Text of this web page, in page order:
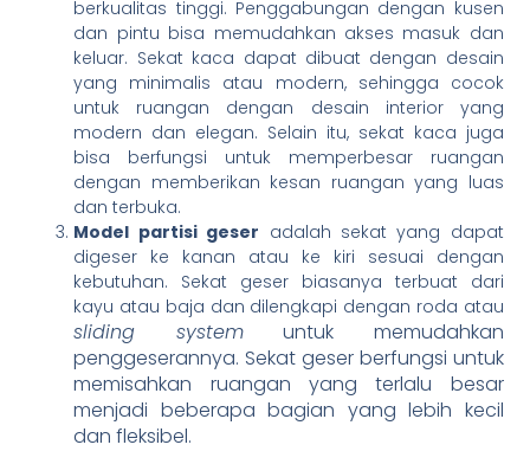
berkualitas tinggi. Penggabungan dengan kusen
dan pintu bisa memudahkan akses masuk dan
keluar. Sekat kaca dapat dibuat dengan desain
yang minimalis atau modern, sehingga cocok
untuk ruangan dengan desain interior yang
modern dan elegan. Selain itu, sekat kaca juga
bisa berfungsi untuk memperbesar ruangan
dengan memberikan kesan ruangan yang luas
dan terbuka.
Model partisi geser adalah sekat yang dapat
digeser ke kanan atau ke kiri sesuai dengan
kebutuhan. Sekat geser biasanya terbuat dari
kayu atau baja dan dilengkapi dengan roda atau
sliding systemuntuk memudahkan
penggeserannya. Sekat geser berfungsi untuk
memisahkan ruangan yang terlalu besar
menjadi beberapa bagian yang lebih kecil
dan fleksibel.